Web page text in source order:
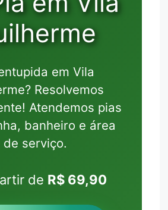
em Vila
Resolvemos
Atendemos pias
banheiro e área
de serviço.
de R$ 69,90